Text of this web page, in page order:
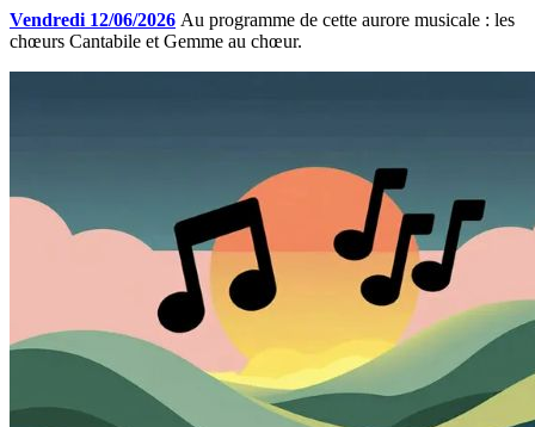
Vendredi 12/06/2026 Au programme de cette aurore musicale : les
chœurs Cantabile et Gemme au chœur.